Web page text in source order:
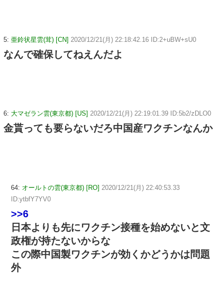
5: 亜鈴状星雲(茸) [CN] 2020/12/21(月) 22:18:42.16 ID:2+uBW+sU0
なんで確保してねえんだよ
6: 大マゼラン雲(東京都) [US] 2020/12/21(月) 22:19:01.39 ID:5b2/zDLO0
金貰っても要らないだろ中国産ワクチンなんか
64: オールトの雲(東京都) [RO] 2020/12/21(月) 22:40:53.33
ID:ytbfY7YV0
>>6
日本よりも先にワクチン接種を始めないと文
政権が持たないからな
この際中国製ワクチンが効くかどうかは問題
外